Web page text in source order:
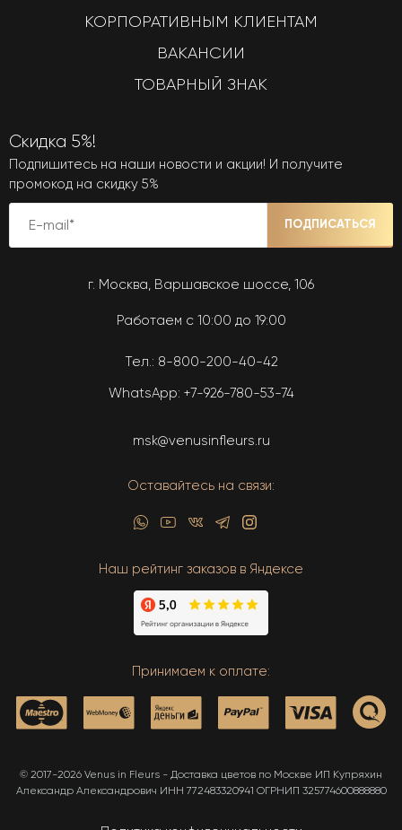
КОРПОРАТИВНЫМ КЛИЕНТАМ
ВАКАНСИИ
ТОВАРНЫЙ ЗНАК
Скидка 5%!
Подпишитесь на наши новости и акции! И получите
промокод на скидку 5%
ПОДПИСАТЬСЯ
г. Москва, Варшавское шоссе, 106
Работаем с 10:00 до 19:00
Тел.: 8-800-200-40-42
WhatsApp: +7-926-780-53-74
msk@venusinfleurs.ru
Оставайтесь на связи:
Наш рейтинг заказов в Яндексе
Принимаем к оплате:
© 2017-2026 Venus in Fleurs - Доставка цветов по Москве ИП Купряхин
Александр Александрович ИНН 772483320941 ОГРНИП 325774600888880